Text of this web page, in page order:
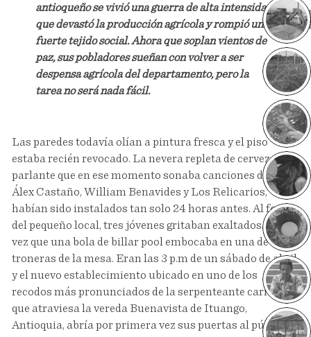
antioqueño se vivió una guerra de alta intensidad
que devastó la producción agrícola y rompió un
fuerte tejido social. Ahora que soplan vientos de
paz, sus pobladores sueñan con volver a ser
despensa agrícola del departamento, pero la
tarea no será nada fácil.
Las paredes todavía olían a pintura fresca y el piso
estaba recién revocado. La nevera repleta de cerveza y el
parlante que en ese momento sonaba canciones de Jhon
Álex Castaño, William Benavides y Los Relicarios,
habían sido instalados tan solo 24 horas antes. Al fondo
del pequeño local, tres jóvenes gritaban exaltados cada
vez que una bola de billar pool embocaba en una de las
troneras de la mesa. Eran las 3 p.m de un sábado de abril
y el nuevo establecimiento ubicado en uno de los
recodos más pronunciados de la serpenteante carretera
que atraviesa la vereda Buenavista de Ituango,
Antioquia, abría por primera vez sus puertas al público.
Pueblo